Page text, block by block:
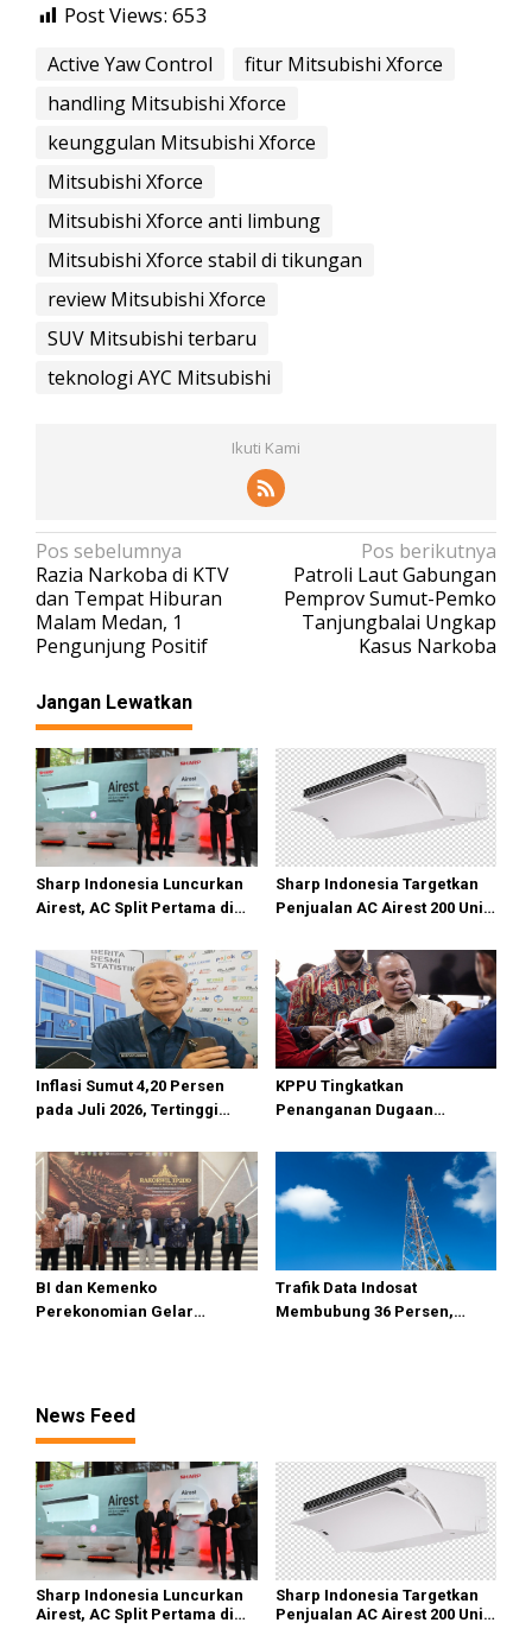
Post Views: 653
Active Yaw Control
fitur Mitsubishi Xforce
handling Mitsubishi Xforce
keunggulan Mitsubishi Xforce
Mitsubishi Xforce
Mitsubishi Xforce anti limbung
Mitsubishi Xforce stabil di tikungan
review Mitsubishi Xforce
SUV Mitsubishi terbaru
teknologi AYC Mitsubishi
Ikuti Kami
N
a
v
i
g
a
s
i
p
o
s
Pos sebelumnya
Razia Narkoba di KTV
dan Tempat Hiburan
Malam Medan, 1
Pengunjung Positif
Pos berikutnya
Patroli Laut Gabungan
Pemprov Sumut-Pemko
Tanjungbalai Ungkap
Kasus Narkoba
Jangan Lewatkan
Sharp Indonesia Luncurkan
Airest, AC Split Pertama di
Sharp Indonesia Targetkan
Penjualan AC Airest 200 Unit
Inflasi Sumut 4,20 Persen
pada Juli 2026, Tertinggi
KPPU Tingkatkan
Penanganan Dugaan
Penyelidikan
BI dan Kemenko
Perekonomian Gelar
Trafik Data Indosat
Membubung 36 Persen,
News Feed
Sharp Indonesia Luncurkan
Airest, AC Split Pertama di
Sharp Indonesia Targetkan
Penjualan AC Airest 200 Unit